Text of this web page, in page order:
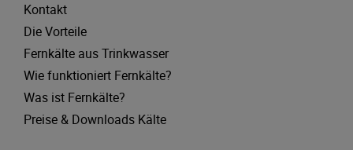
Kontakt
Die Vorteile
Fernkälte aus Trinkwasser
Wie funktioniert Fernkälte?
Was ist Fernkälte?
Preise & Downloads Kälte